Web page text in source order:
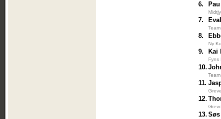
6.
7.
8.
Ny
9. Kai
Fyns
10.
11.
12.
13.